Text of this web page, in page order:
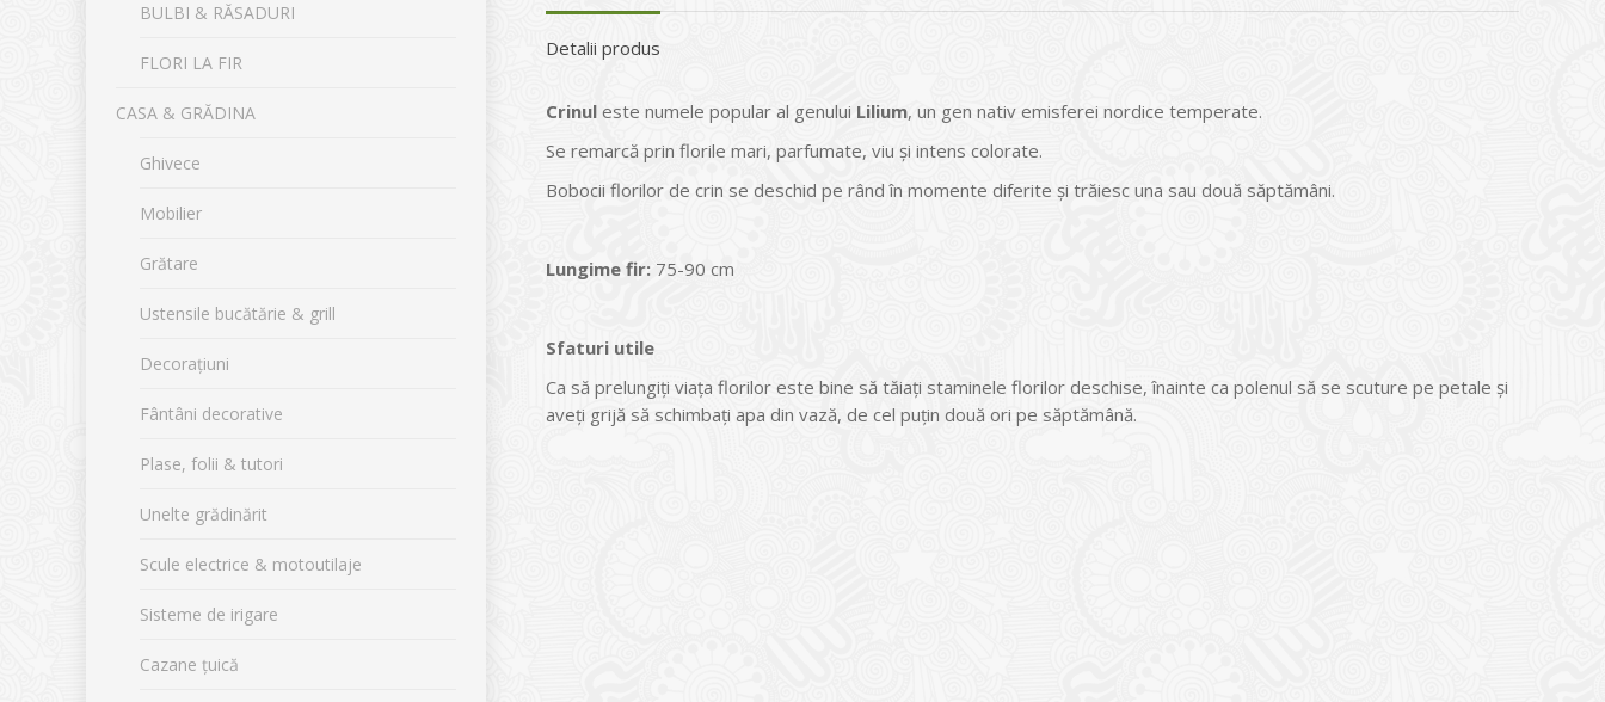
Detalii produs
Crinul este numele popular al genului Lilium, un gen nativ emisferei nordice temperate.
Se remarcă prin florile mari, parfumate, viu și intens colorate.
Bobocii florilor de crin se deschid pe rând în momente diferite și trăiesc una sau două săptămâni.
Lungime fir: 75-90 cm
Sfaturi utile
Ca să prelungiți viața florilor este bine să tăiați staminele florilor deschise, înainte ca polenul să se scuture pe petale şi
aveţi grijă să schimbaţi apa din vază, de cel puţin două ori pe săptămână.
BULBI & RĂSADURI
FLORI LA FIR
CASA & GRĂDINA
Ghivece
Mobilier
Grătare
Ustensile bucătărie & grill
Decorațiuni
Fântâni decorative
Plase, folii & tutori
Unelte grădinărit
Scule electrice & motoutilaje
Sisteme de irigare
Cazane țuică